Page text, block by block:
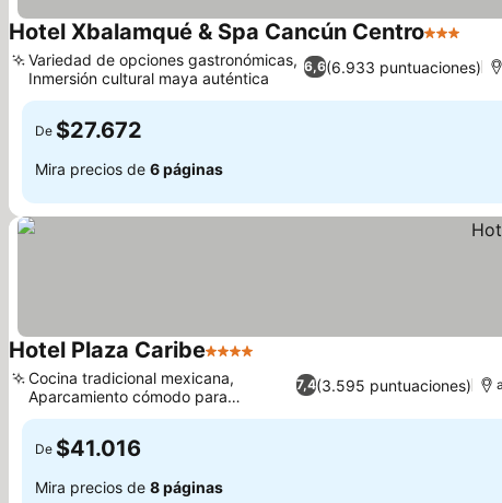
Hotel Xbalamqué & Spa Cancún Centro3 Estrellas
6,6(6.933 puntuaciones)
Variedad de opciones gastronómicas,
Inmersión cultural maya auténtica
De $27.672
Mira precios de 6 páginas
Hotel Plaza Caribe4 Estrellas
7,4(3.595 puntuaciones)
Cocina tradicional mexicana,
Aparcamiento cómodo para
huéspedes
De $41.016
Mira precios de 8 páginas